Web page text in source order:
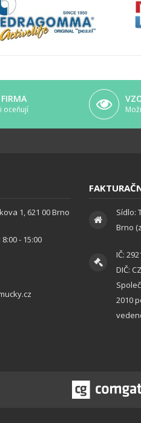
oceňují
1, 621 00 Brno
- 15:00
Sídlo:
Brno
IČ:
DIČ:
2010